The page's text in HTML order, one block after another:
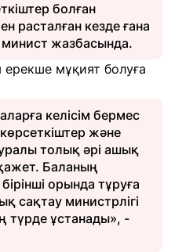
болған
расталған кезде ғана
жазбасында.
мұқият болуға
келісім бермес
және
толық әрі ашық
Баланың
бірінші орында тұруға
сақтау министрлігі
түрде ұстанады», -